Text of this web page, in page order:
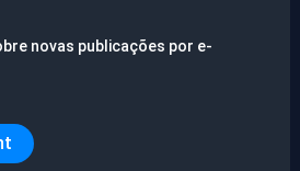
novas publicações por e-